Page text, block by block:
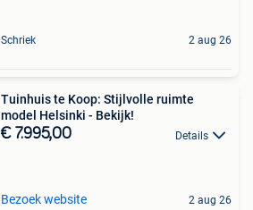
Schriek 2 aug 26
Tuinhuis te Koop: Stijlvolle ruimte
model Helsinki - Bekijk!
€ 7.995,00 Details
Bezoek website 2 aug 26